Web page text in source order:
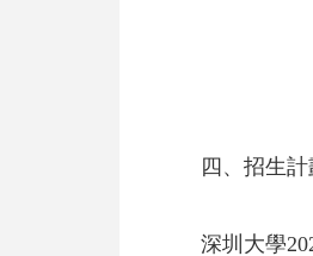
四、招生計
深圳大學